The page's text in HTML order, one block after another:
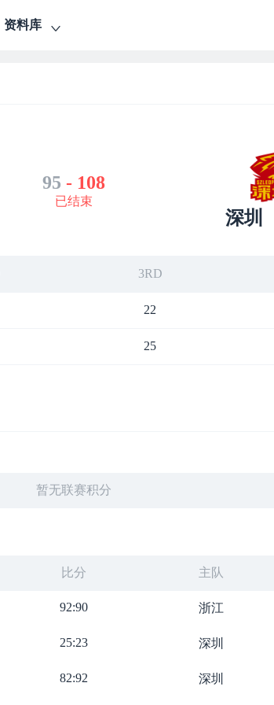
资料库
95 - 108
已结束
深圳
3RD
22
25
暂无联赛积分
比分 主队
92:90 浙江
25:23 深圳
82:92 深圳